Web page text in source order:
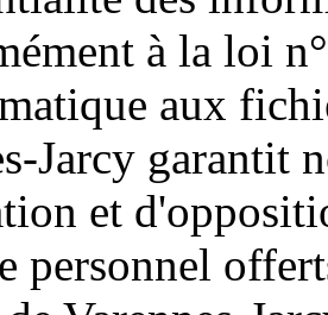
à la loi
aux
Jarcy garantit
et
personnel